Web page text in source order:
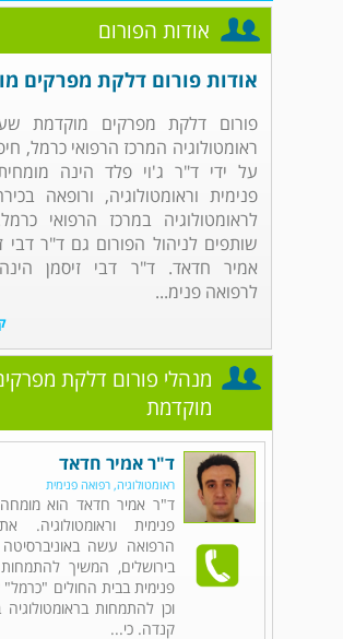
אודות הפורום
אודות פורום דלקת מפרקים
פורום דלקת מפרקים מוקדמת
ראומטולוגיה המרכז הרפואי כרמל,
על ידי ד"ר ג'וי פלד הינה
פנימית וראומטולוגיה, ורופאה
לראומטולוגיה במרכז הרפואי
שותפים לניהול הפורום גם ד"ר דבי
אמיר חדאד. ד"ר דבי זיסמן
לרפואה פנימ...
מנהלי פורום דלקת
מוקדמת
ד"ר אמיר חדאד
ראומטולוגיה, רפואה פנימית
ד"ר אמיר חדאד הוא
פנימית וראומטולוגיה.
הרפואה עשה
בירושלים, המשיך
פנימית בבית החולים
וכן להתמחות בראומטולוגיה
קנדה. כי...